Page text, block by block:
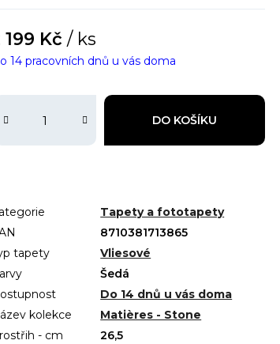
199 Kč/ ks
DO KOŠÍKU
14 pracovních dnů u vás doma
Tapety a fototapety
8710381713865
tapety
Vliesové
Šedá
Do 14 dnů u vás doma
kolekce
Matières - Stone
- cm
26,5